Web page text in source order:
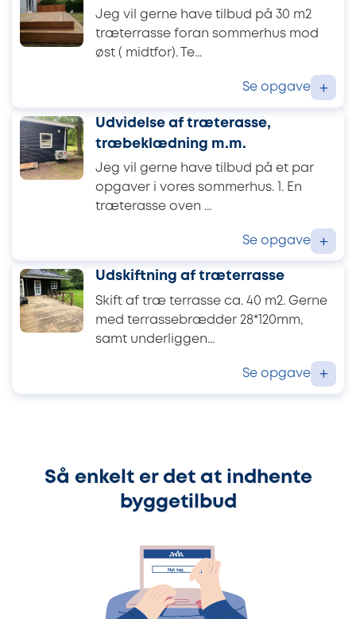
Jeg vil gerne have tilbud på 30 m2
træterrasse foran sommerhus mod
øst ( midtfor). Te...
Se opgave +
Udvidelse af træterasse,
træbeklædning m.m.
Jeg vil gerne have tilbud på et par
opgaver i vores sommerhus. 1. En
træterasse oven ...
Se opgave +
Udskiftning af træterrasse
Skift af træ terrasse ca. 40 m2. Gerne
med terrassebrædder 28*120mm,
samt underliggen...
Se opgave +
Så enkelt er det at indhente
byggetilbud